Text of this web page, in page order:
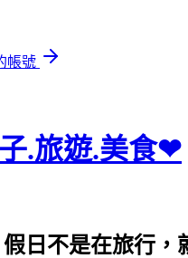
帳號
.旅遊.美食❤
日不是在旅行